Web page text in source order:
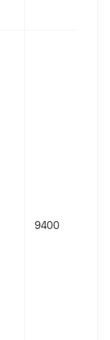
9400